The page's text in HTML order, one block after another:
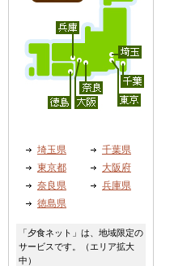
埼玉県
千葉県
東京都
大阪府
奈良県
兵庫県
徳島県
「夕食ネット」は、地域限定の
サービスです。（エリア拡大
中）